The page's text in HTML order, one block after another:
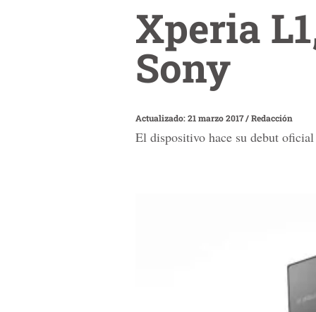
Xperia
Sony
Actualizado: 21 marzo 2017/Redacción
El dispositivo hace su debut